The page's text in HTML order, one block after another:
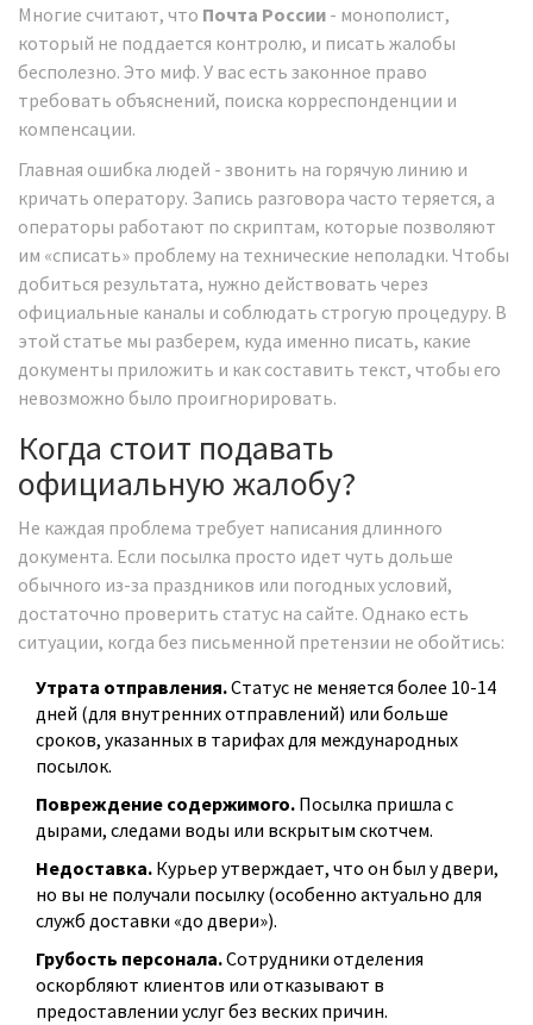
Многие считают, что Почта России - монополист,
который не поддается контролю, и писать жалобы
бесполезно. Это миф. У вас есть законное право
требовать объяснений, поиска корреспонденции и
компенсации.
Главная ошибка людей - звонить на горячую линию и
кричать оператору. Запись разговора часто теряется, а
операторы работают по скриптам, которые позволяют
им «списать» проблему на технические неполадки. Чтобы
добиться результата, нужно действовать через
официальные каналы и соблюдать строгую процедуру. В
этой статье мы разберем, куда именно писать, какие
документы приложить и как составить текст, чтобы его
невозможно было проигнорировать.
Когда стоит подавать
официальную жалобу?
Не каждая проблема требует написания длинного
документа. Если посылка просто идет чуть дольше
обычного из-за праздников или погодных условий,
достаточно проверить статус на сайте. Однако есть
ситуации, когда без письменной претензии не обойтись:
Утрата отправления.Статус не меняется более 10-14
дней (для внутренних отправлений) или больше
сроков, указанных в тарифах для международных
посылок.
Повреждение содержимого. Посылка пришла с
дырами, следами воды или вскрытым скотчем.
Недоставка. Курьер утверждает, что он был у двери,
но вы не получали посылку (особенно актуально для
служб доставки «до двери»).
Грубость персонала.Сотрудники отделения
оскорбляют клиентов или отказывают в
предоставлении услуг без веских причин.